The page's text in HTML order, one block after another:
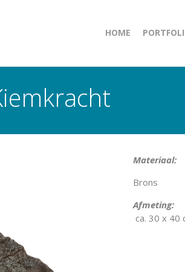
HOME
Materiaal:
Brons
Afmeting:
ca. 30 x 40